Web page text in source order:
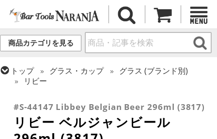
商品カテゴリを見る
トップ グラス・カップ
グラス (ブランド別)
リビー
ビールグラス・ビアグラス
#S-44147 Libbey Belgian Beer 296ml (3817)
リビー ベルジャンビール